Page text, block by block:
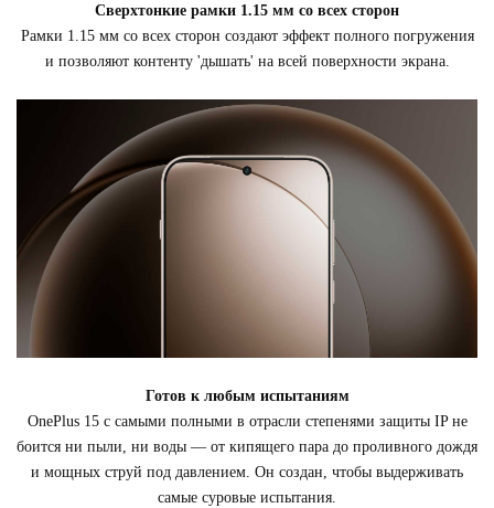
Сверхтонкие рамки 1.15 мм со всех сторон
Рамки 1.15 мм со всех сторон создают эффект полного погружения
и позволяют контенту 'дышать' на всей поверхности экрана.
Готов к любым испытаниям
OnePlus 15 с самыми полными в отрасли степенями защиты IP не
боится ни пыли, ни воды — от кипящего пара до проливного дождя
и мощных струй под давлением. Он создан, чтобы выдерживать
самые суровые испытания.